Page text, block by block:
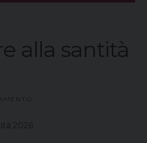
alla santità
2026